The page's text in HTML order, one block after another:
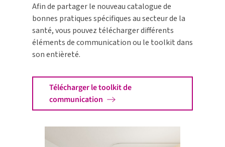
Afin de partager le nouveau catalogue de
bonnes pratiques spécifiques au secteur de la
santé, vous pouvez télécharger différents
éléments de communication ou le toolkit dans
son entièreté.
Télécharger le toolkit de
communication